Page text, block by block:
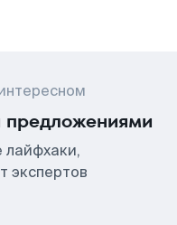
лайфхаки,
экспертов